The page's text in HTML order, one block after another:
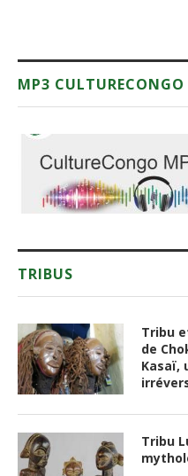
MP3 CULTURECONGO
TRIBUS
Tribu
de
Kasaï,
Tribu